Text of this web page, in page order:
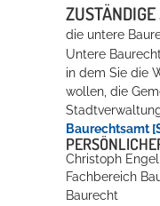
Die Stadthalle
mehr dazu...
die untere
Untere
in dem Sie die
wollen, die
Baurechtsamt
Christoph
Fachbereich
Baurecht